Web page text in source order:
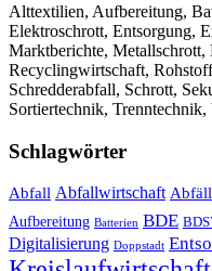
Alttextilien, Aufbereitung,
Elektroschrott, Entsorgung,
Marktberichte,
Recyclingwirtschaft,
Schredderabfall, Schrott,
Sortiertechnik,
Schlagwörter
Abfall Abfallwirtschaft
Aufbereitung Batterien BDE
Digitalisierung Doppstadt